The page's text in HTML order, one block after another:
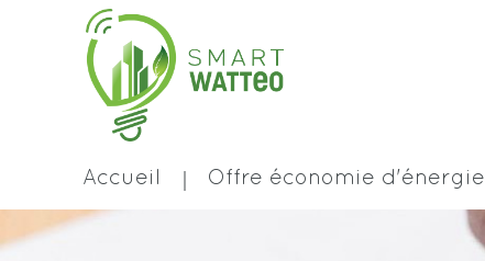
Accueil Offre économie d'énergie